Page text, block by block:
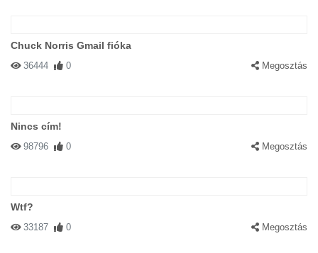
Chuck Norris Gmail fióka
36444 0 Megosztás
Nincs cím!
98796 0 Megosztás
Wtf?
33187 0 Megosztás